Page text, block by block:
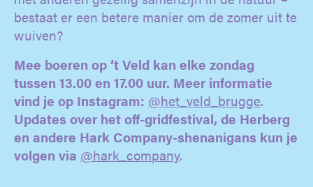
bestaat er een betere manier om de zomer uit te
wuiven?
Mee boeren op ’t Veld kan elke zondag
tussen 13.00 en 17.00 uur. Meer informatie
vind je op Instagram: @het_veld_brugge.
Updates over het off-gridfestival, de Herberg
en andere Hark Company-shenanigans kun je
volgen via @hark_company.